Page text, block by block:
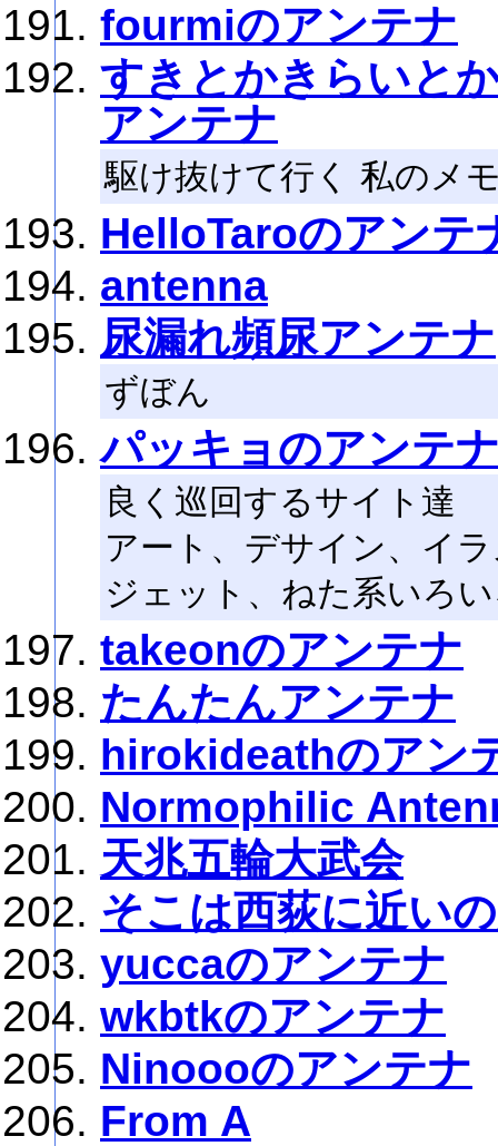
fourmiのアンテナ
すきとかきらいと
アンテナ
駆け抜けて行く 私のメ
HelloTaroのアンテ
antenna
尿漏れ頻尿アンテナ
ずぼん
パッキョのアンテ
良く巡回するサイト達
アート、デサイン、イ
ジェット、ねた系いろ
takeonのアンテナ
たんたんアンテナ
hirokideathのアン
Normophilic
天兆五輪大武会
そこは西荻に近い
yuccaのアンテナ
wkbtkのアンテナ
Ninoooのアンテナ
From A